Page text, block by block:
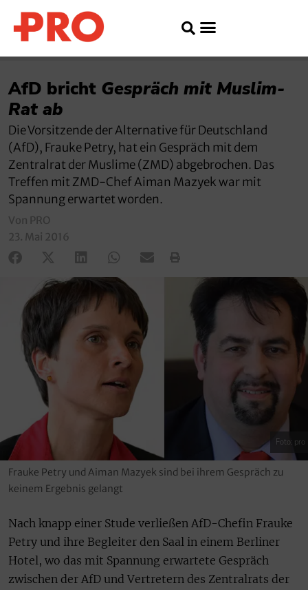
AfD bricht Gespräch mit Muslim-
Rat ab
Die Vorsitzende der Alternative für Deutschland
(AfD), Frauke Petry, hat ein Gespräch mit dem
Zentralrat der Muslime (ZMD) abgebrochen. Das
Treffen mit ZMD-Chef Aiman Mazyek war mit
Spannung erwartet worden.
Von PRO
23. Mai 2016
Foto: pro
Frauke Petry und Aiman Mazyek sind bei ihrem Gespräch zu
keinem Ergebnis gelangt
Nach knapp einer Stude verließen AfD-Chefin Frauke
Petry und ihre Begleiter den Saal in einem Berliner
Hotel, wo das mit Spannung erwartete Gespräch
zwischen der AfD und Vertretern des Zentralrats der